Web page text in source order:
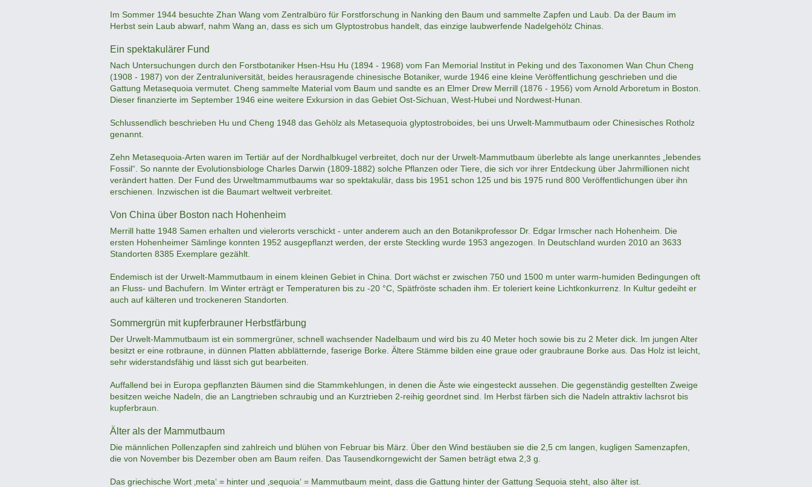
Im Sommer 1944 besuchte Zhan Wang vom Zentralbüro für Forstforschung in Nanking den Baum und sammelte Zapfen und Laub. Da der Baum im
Herbst sein Laub abwarf, nahm Wang an, dass es sich um Glyptostrobus handelt, das einzige laubwerfende Nadelgehölz Chinas.
Ein spektakulärer Fund
Nach Untersuchungen durch den Forstbotaniker Hsen-Hsu Hu (1894 - 1968) vom Fan Memorial Institut in Peking und des Taxonomen Wan Chun Cheng
(1908 - 1987) von der Zentraluniversität, beides herausragende chinesische Botaniker, wurde 1946 eine kleine Veröffentlichung geschrieben und die
Gattung Metasequoia vermutet. Cheng sammelte Material vom Baum und sandte es an Elmer Drew Merrill (1876 - 1956) vom Arnold Arboretum in Boston.
Dieser finanzierte im September 1946 eine weitere Exkursion in das Gebiet Ost-Sichuan, West-Hubei und Nordwest-Hunan.
Schlussendlich beschrieben Hu und Cheng 1948 das Gehölz als Metasequoia glyptostroboides, bei uns Urwelt-Mammutbaum oder Chinesisches Rotholz
genannt.
Zehn Metasequoia-Arten waren im Tertiär auf der Nordhalbkugel verbreitet, doch nur der Urwelt-Mammutbaum überlebte als lange unerkanntes „lebendes
Fossil“. So nannte der Evolutionsbiologe Charles Darwin (1809-1882) solche Pflanzen oder Tiere, die sich vor ihrer Entdeckung über Jahrmillionen nicht
verändert hatten. Der Fund des Urweltmammutbaums war so spektakulär, dass bis 1951 schon 125 und bis 1975 rund 800 Veröffentlichungen über ihn
erschienen. Inzwischen ist die Baumart weltweit verbreitet.
Von China über Boston nach Hohenheim
Merrill hatte 1948 Samen erhalten und vielerorts verschickt - unter anderem auch an den Botanikprofessor Dr. Edgar Irmscher nach Hohenheim. Die
ersten Hohenheimer Sämlinge konnten 1952 ausgepflanzt werden, der erste Steckling wurde 1953 angezogen. In Deutschland wurden 2010 an 3633
Standorten 8385 Exemplare gezählt.
Endemisch ist der Urwelt-Mammutbaum in einem kleinen Gebiet in China. Dort wächst er zwischen 750 und 1500 m unter warm-humiden Bedingungen oft
an Fluss- und Bachufern. Im Winter erträgt er Temperaturen bis zu -20 °C, Spätfröste schaden ihm. Er toleriert keine Lichtkonkurrenz. In Kultur gedeiht er
auch auf kälteren und trockeneren Standorten.
Sommergrün mit kupferbrauner Herbstfärbung
Der Urwelt-Mammutbaum ist ein sommergrüner, schnell wachsender Nadelbaum und wird bis zu 40 Meter hoch sowie bis zu 2 Meter dick. Im jungen Alter
besitzt er eine rotbraune, in dünnen Platten abblätternde, faserige Borke. Ältere Stämme bilden eine graue oder graubraune Borke aus. Das Holz ist leicht,
sehr widerstandsfähig und lässt sich gut bearbeiten.
Auffallend bei in Europa gepflanzten Bäumen sind die Stammkehlungen, in denen die Äste wie eingesteckt aussehen. Die gegenständig gestellten Zweige
besitzen weiche Nadeln, die an Langtrieben schraubig und an Kurztrieben 2-reihig geordnet sind. Im Herbst färben sich die Nadeln attraktiv lachsrot bis
kupferbraun.
Älter als der Mammutbaum
Die männlichen Pollenzapfen sind zahlreich und blühen von Februar bis März. Über den Wind bestäuben sie die 2,5 cm langen, kugligen Samenzapfen,
die von November bis Dezember oben am Baum reifen. Das Tausendkorngewicht der Samen beträgt etwa 2,3 g.
Das griechische Wort ‚meta‘ = hinter und ‚sequoia‘ = Mammutbaum meint, dass die Gattung hinter der Gattung Sequoia steht, also älter ist.